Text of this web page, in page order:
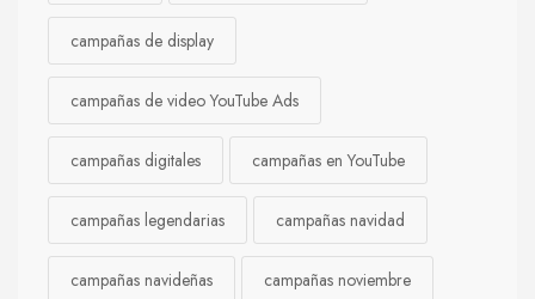
campañas de display
campañas de video YouTube Ads
campañas digitales campañas en YouTube
campañas legendarias campañas navidad
campañas navideñas campañas noviembre